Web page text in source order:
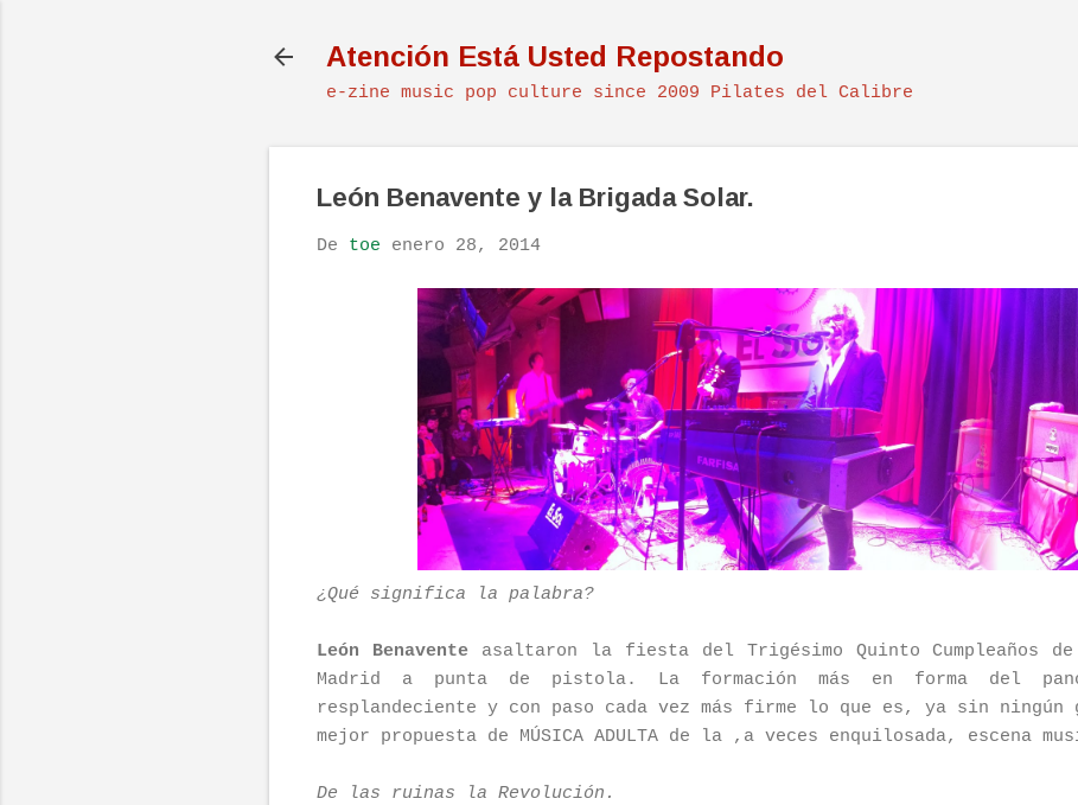
Atención Está Usted Repostando
e-zine music pop culture since 2009 Pilates del Calibre
León Benavente y la Brigada Solar.
De toe enero 28, 2014
¿Qué significa la palabra?
León Benavente asaltaron la fiesta del Trigésimo Quinto Cumpleaños de
Madrid a punta de pistola. La formación más en forma del
resplandeciente y con paso cada vez más firme lo que es, ya sin ningún
mejor propuesta de MÚSICA ADULTA de la ,a veces enquilosada, escena
De las ruinas la Revolución.